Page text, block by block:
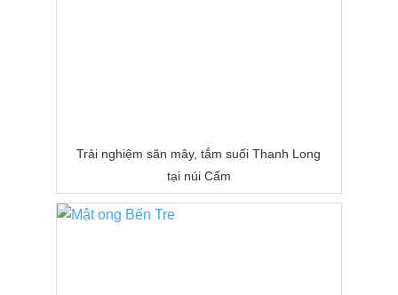
Trải nghiệm săn mây, tắm suối Thanh Long
tại núi Cấm